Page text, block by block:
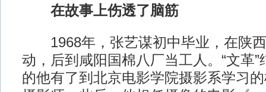
在故事上伤透了脑筋
1968年，张艺谋初中毕业，在陕西
动，后到咸阳国棉八厂当工人。“文革
的他有了到北京电影学院摄影系学习